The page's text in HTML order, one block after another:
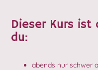
Dieser Kurs ist
du:
abends nur schwer